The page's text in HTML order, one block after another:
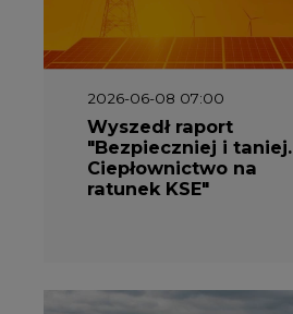
2026-06-08 07:00
Wyszedł raport
"Bezpieczniej i taniej.
Ciepłownictwo na
ratunek KSE"